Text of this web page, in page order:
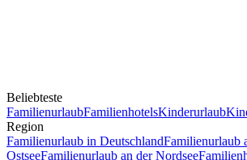
Beliebteste
FamilienurlaubFamilienhotelsKinderurlaub
Region
Familienurlaub in DeutschlandFamilienurlaub
OstseeFamilienurlaub an der Nordsee